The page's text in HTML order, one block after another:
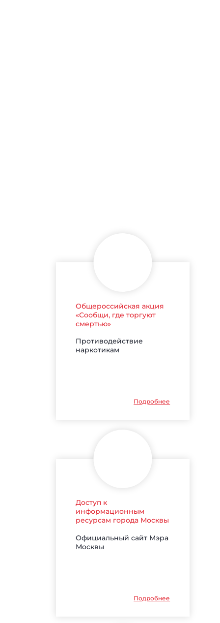
Общероссийская акция
«Сообщи, где торгуют
смертью»
Противодействие
наркотикам
Подробнее
Доступ к
информационным
ресурсам города Москвы
Официальный сайт Мэра
Москвы
Подробнее